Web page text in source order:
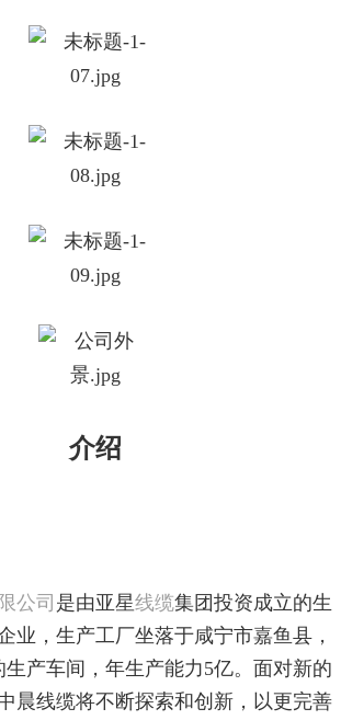
介绍
公司 是由亚星线缆集团投资成立的生
业，生产工厂坐落于咸宁市嘉鱼县，
生产车间，年生产能力5亿。面对新的
晨线缆将不断探索和创新，以更完善